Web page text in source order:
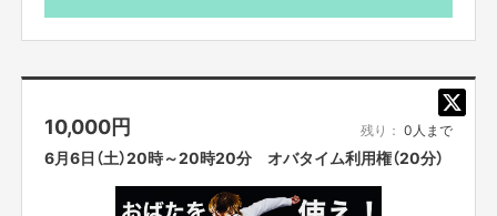
・お歌のお兄さん
ます。もちろん一緒に歌いましょう！）
・おばたのお兄さんに相談したい。
（取り扱い説明書の通り、様々な体験をしてきました！そ
んな、おばたのお兄さんがあなたの悩みの相談に応えま
10,000円 残り： 0人まで
6月6日（土）20時～20時20分 オバタイム利用権（20分）